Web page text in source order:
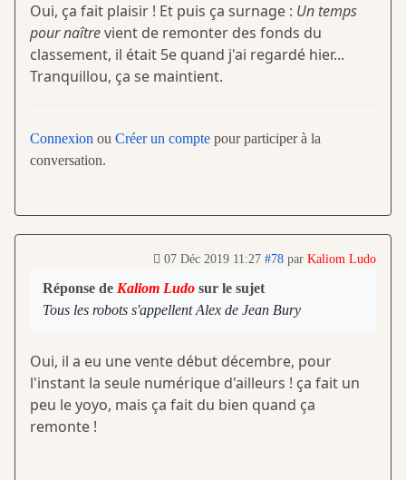
Oui, ça fait plaisir ! Et puis ça surnage : Un temps
pour naîtrevient de remonter des fonds du
classement, il était 5e quand j'ai regardé hier...
Tranquillou, ça se maintient.
Connexion ou Créer un compte pour participer à la
conversation.
07 Déc 2019 11:27 #78 par Kaliom Ludo
Réponse de Kaliom Ludo sur le sujet
Tous les robots s'appellent Alex de Jean Bury
Oui, il a eu une vente début décembre, pour
l'instant la seule numérique d'ailleurs ! ça fait un
peu le yoyo, mais ça fait du bien quand ça
remonte !